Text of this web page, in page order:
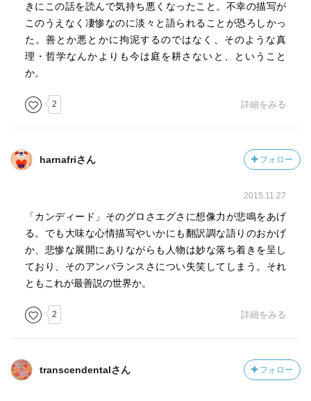
きにこの話を読んで気持ち悪くなったこと。不幸の描写が
このうえなく凄惨なのに淡々と語られることが恐ろしかっ
た。善とか悪とかに拘泥するのではなく、そのような真
理・哲学なんかよりも今は庭を耕さないと、ということ
か。
2 詳細をみる
harnafriさん フォロー
2015.11.27
「カンディード」そのグロさエグさに想像力が悲鳴をあげ
る。でも大味な心情描写やいかにも翻訳調な語りのおかげ
か、悲惨な展開にありながらも人物は妙な落ち着きを呈し
ており、そのアンバランスさについ失笑してしまう。それ
ともこれが最善説の世界か。
2 詳細をみる
transcendentalさん フォロー